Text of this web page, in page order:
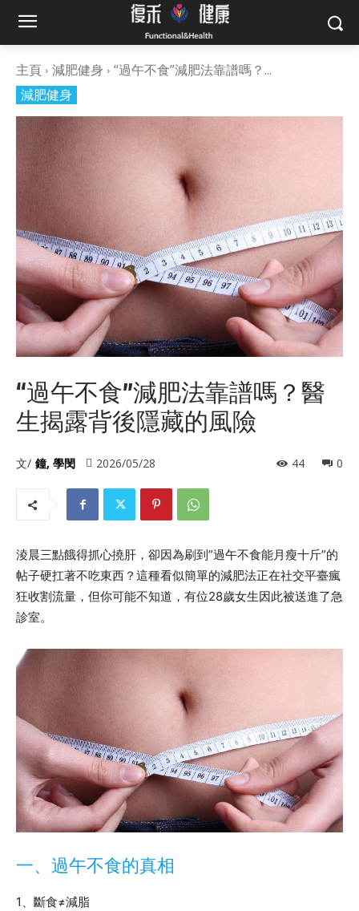
主頁 減肥健身
“過午不食”減肥法靠譜嗎？...
減肥健身
“過午不食”減肥法靠譜嗎？醫
生揭露背後隱藏的風險
文/ 鐘, 學閔 2026/05/28 0
44
淩晨三點餓得抓心撓肝，卻因為刷到”過午不食能月瘦十斤”的
帖子硬扛著不吃東西？這種看似簡單的減肥法正在社交平臺瘋
狂收割流量，但你可能不知道，有位28歲女生因此被送進了急
診室。
一、過午不食的真相
1、斷食≠減脂